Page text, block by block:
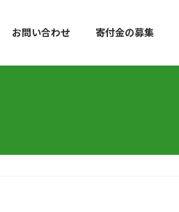
お問い合わせ 寄付金の募集